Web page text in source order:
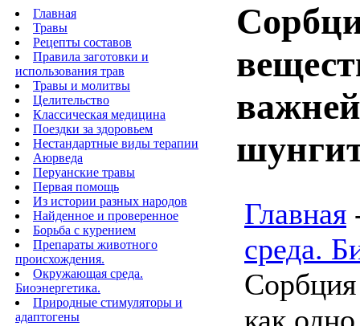
Главная
Травы
Рецепты составов
Правила заготовки и
использования трав
Травы и молитвы
Целительство
Классическая медицина
Поездки за здоровьем
Нестандартные виды терапии
Аюрведа
Перуанские травы
Первая помощь
Из истории разных народов
Найденное и проверенное
Борьба с курением
Препараты животного
происхождения.
Окружающая среда.
Биоэнергетика.
Природные стимуляторы и
адаптогены
Главная
среда.